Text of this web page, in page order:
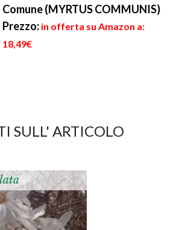
Comune (MYRTUS COMMUNIS)
Prezzo: in offerta su Amazon a:
18,49€
SULL' ARTICOLO